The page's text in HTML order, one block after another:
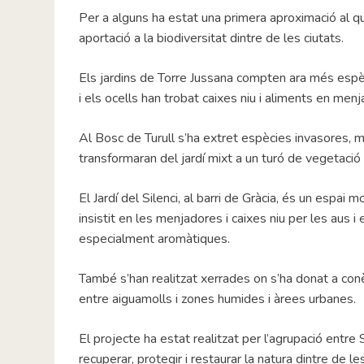
Per a alguns ha estat una primera aproximació al
aportació a la biodiversitat dintre de les ciutats.
Els jardins de Torre Jussana compten ara més
i els ocells han trobat caixes niu i aliments en
Al Bosc de Turull s’ha extret espècies invasores,
transformaran del jardí mixt a un turó de
El Jardí del Silenci, al barri de Gràcia, és un espai
insistit en les menjadores i caixes niu per les aus
especialment aromàtiques.
També s’han realitzat xerrades on s’ha donat a
entre aiguamolls i zones humides i àrees urbanes.
El projecte ha estat realitzat per l’agrupació
recuperar, protegir i restaurar la natura dintre de